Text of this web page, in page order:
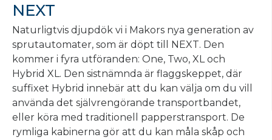
NEXT
Naturligtvis djupdök vi i Makors nya generation av
sprutautomater, som är döpt till NEXT. Den
kommer i fyra utföranden: One, Two, XL och
Hybrid XL. Den sistnämnda är flaggskeppet, där
suffixet Hybrid innebär att du kan välja om du vill
använda det självrengörande transportbandet,
eller köra med traditionell papperstransport. De
rymliga kabinerna gör att du kan måla skåp och